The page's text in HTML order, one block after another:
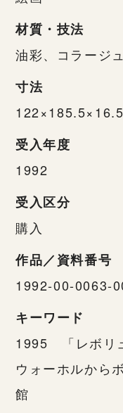
材質・技法
油彩、コラージ
寸法
受入年度
1992
受入区分
購入
作品／資料番号
1992-00-0063-
キーワード
1995 「レボリ
ウォーホルから
館